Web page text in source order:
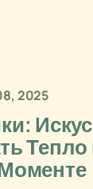
2025
Тепло